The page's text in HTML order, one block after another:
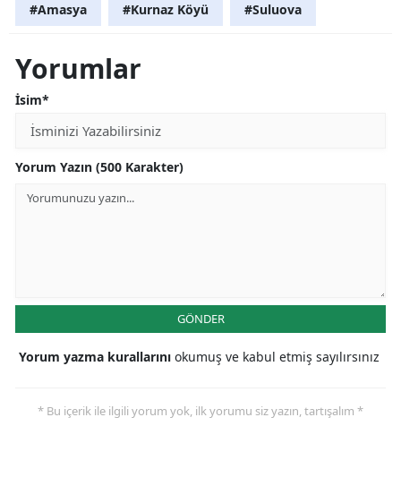
#Amasya #Kurnaz Köyü #Suluova
Yorumlar
İsim*
Yorum Yazın (500 Karakter)
GÖNDER
Yorum yazma kurallarını okumuş ve kabul etmiş sayılırsınız
* Bu içerik ile ilgili yorum yok, ilk yorumu siz yazın, tartışalım *